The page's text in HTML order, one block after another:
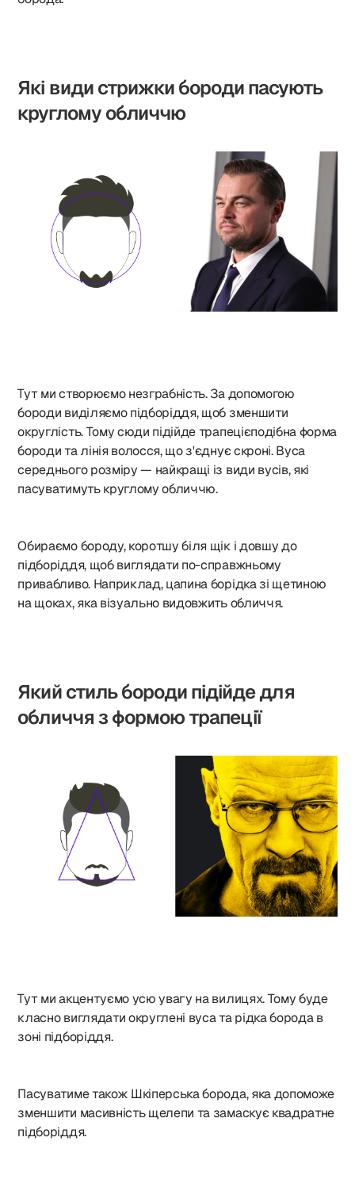
Які види стрижки бороди пасують
круглому обличчю
Тут ми створюємо незграбність. За допомогою
бороди виділяємо підборіддя, щоб зменшити
округлість. Тому сюди підійде трапецієподібна форма
бороди та лінія волосся, що з'єднує скроні. Вуса
середнього розміру — найкращі із види вусів, які
пасуватимуть круглому обличчю.
Обираємо бороду, коротшу біля щік і довшу до
підборіддя, щоб виглядати по-справжньому
привабливо. Наприклад, цапина борідка зі щетиною
на щоках, яка візуально видовжить обличчя.
Який стиль бороди підійде для
обличчя з формою трапеції
Тут ми акцентуємо усю увагу на вилицях. Тому буде
класно виглядати округлені вуса та рідка борода в
зоні підборіддя.
Пасуватиме також Шкіперська борода, яка допоможе
зменшити масивність щелепи та замаскує квадратне
підборіддя.